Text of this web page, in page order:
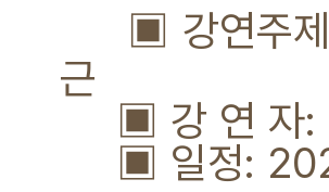
▣ 강연주제:
근
▣ 강 연 자:
▣ 일정: